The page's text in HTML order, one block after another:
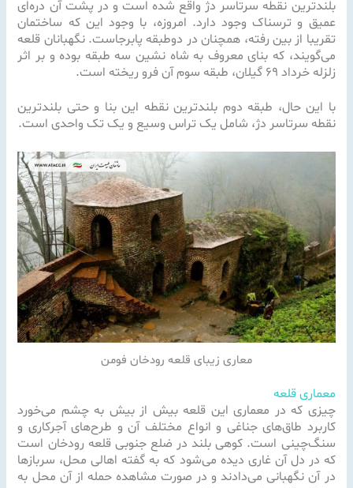
بلندترین نقطه سرتاسر دژ واقع شده است و در پشت آن دره‌اى
عمیق و ترسناک وجود دارد. امروزه، با وجود این که ساختمان
تقریبا از بین رفته، همچنان در دوطبقه پابرجاست. نگهبانان قلعه
می‌گویند، که بناى معروف به شاه نشین سه طبقه بوده و بر اثر
زلزله خرداد ۶۹ گیلان، طبقه سوم آن فرو ریخته است.
با این حال، طبقه دوم بلندترین نقطه این بنا و حتى بلندترین
نقطه سرتاسر دژ، شامل یک تراس وسیع و یک تک واحدى است.
معاری زیبای قلعه رودخان فومن
معماری قلعه
چیزی که در معماری این قلعه بیش از بیش به چشم می‌خورد
کاربرد طاق‌های جناغی و انواع مختلف آن و طرح‌های آجرکاری و
سنگ‌چینی است. کوهی بلند در ضلع جنوبی قلعه رودخان است
که در دل آن غاری دیده می‌شود که به گفته اهالی محل، سربازها
در آن نگهبانی می‌دادند و در صورت مشاهده حمله از آن محل به